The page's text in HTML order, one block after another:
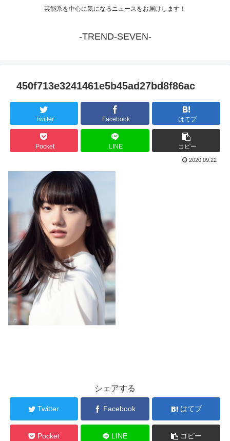
芸能系を中心に気になるニュースをお届けします！
-TREND-SEVEN-
450f713e3241461e5b45ad27bd8f86ac
Twitter Facebook はてブ
Pocket LINE コピー
2020.09.22
シェアする
Twitter Facebook はてブ
Pocket LINE コピー